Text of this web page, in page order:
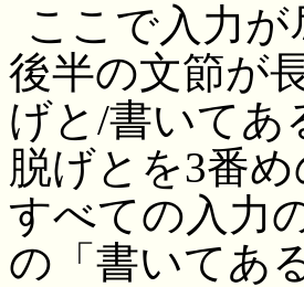
ここで入力
後半の文節が
げと/書いてあ
脱げとを3番
すべての入力
の「書いてあ